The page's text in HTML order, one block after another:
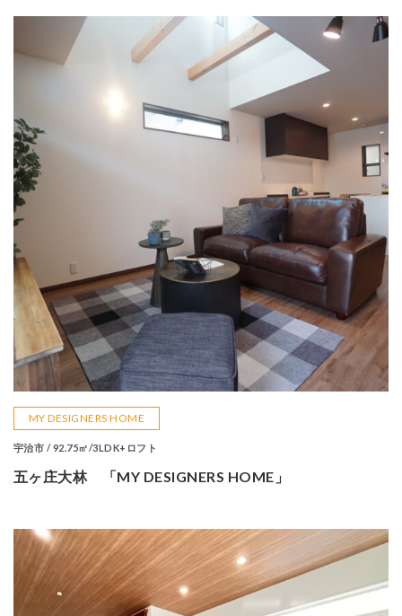
MY DESIGNERS HOME
宇治市 / 92.75㎡/3LDK+ロフト
五ヶ庄大林 「MY DESIGNERS HOME」